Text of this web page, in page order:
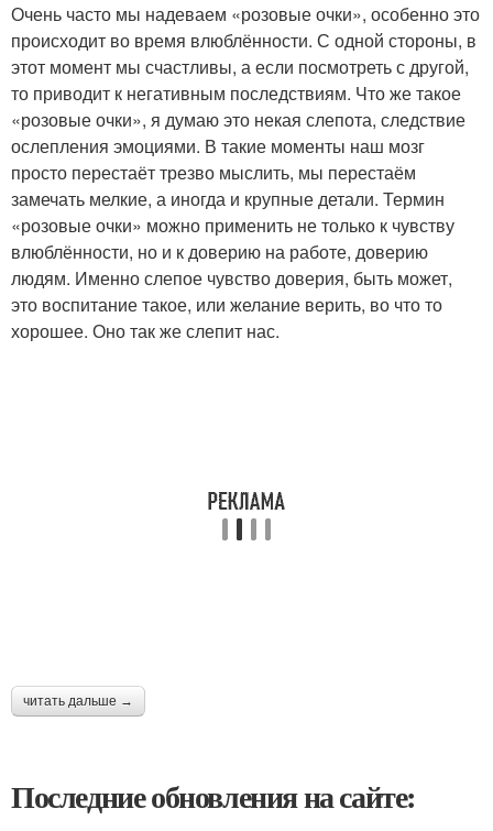
Очень часто мы надеваем «розовые очки», особенно это
происходит во время влюблённости. С одной стороны, в
этот момент мы счастливы, а если посмотреть с другой,
то приводит к негативным последствиям. Что же такое
«розовые очки», я думаю это некая слепота, следствие
ослепления эмоциями. В такие моменты наш мозг
просто перестаёт трезво мыслить, мы перестаём
замечать мелкие, а иногда и крупные детали. Термин
«розовые очки» можно применить не только к чувству
влюблённости, но и к доверию на работе, доверию
людям. Именно слепое чувство доверия, быть может,
это воспитание такое, или желание верить, во что то
хорошее. Оно так же слепит нас.
читать дальше →
Последние обновления на сайте: